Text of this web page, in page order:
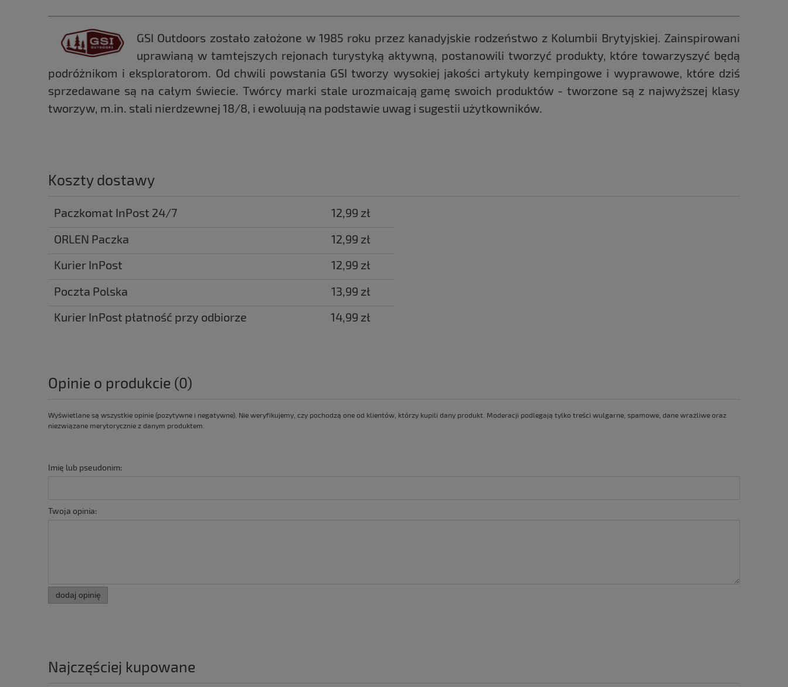
GSI Outdoors zostało założone w 1985 roku przez kanadyjskie rodzeństwo z Kolumbii Brytyjskiej. Zainspirowani
uprawianą w tamtejszych rejonach turystyką aktywną, postanowili tworzyć produkty, które towarzyszyć będą
podróżnikom i eksploratorom. Od chwili powstania GSI tworzy wysokiej jakości artykuły kempingowe i wyprawowe, które dziś
sprzedawane są na całym świecie. Twórcy marki stale urozmaicają gamę swoich produktów - tworzone są z najwyższej klasy
tworzyw, m.in. stali nierdzewnej 18/8, i ewoluują na podstawie uwag i sugestii użytkowników.
Koszty dostawy
Paczkomat InPost 24/7
12,99 zł
ORLEN Paczka
12,99 zł
Kurier InPost
12,99 zł
Poczta Polska
13,99 zł
Kurier InPost płatność przy odbiorze
14,99 zł
Opinie o produkcie (0)
Wyświetlane są wszystkie opinie (pozytywne i negatywne). Nie weryfikujemy, czy pochodzą one od klientów, którzy kupili dany produkt. Moderacji podlegają tylko treści wulgarne, spamowe, dane wrażliwe oraz
niezwiązane merytorycznie z danym produktem.
Imię lub pseudonim:
Twoja opinia:
dodaj opinię
Najczęściej kupowane